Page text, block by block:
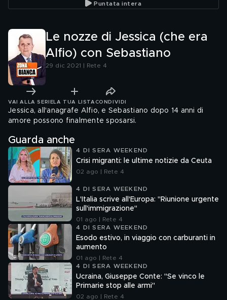
Puntata intera
Le nozze di Jessica (che era
Alfio) con Sebastiano
29 dic 2021 | Rete 4
VAI ALLA SERIE LA TUA LISTA CONDIVIDI
Jessica, all'anagrafe Alfio, e Sebastiano dopo 14 anni di
amore possono finalmente sposarsi.
Guarda anche
4 DI SERA WEEKEND
Crisi migranti: le ultime notizie da Ceuta
02 ago | Rete 4
4 DI SERA WEEKEND
L'Italia scrive all'Europa: "Riunione urgente
sull'immigrazione"
01 ago | Rete 4
4 DI SERA WEEKEND
Esodo estivo, in viaggio con carburanti in
aumento
01 ago | Rete 4
4 DI SERA WEEKEND
Ucraina, Giuseppe Conte: "Se vinco le
Primarie stop alle armi"
02 ago | Rete 4